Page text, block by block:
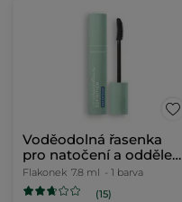
Voděodolná řasenka
pro natočení a oddělení
řas
Flakonek 7.8 ml - 1 barva
(15)